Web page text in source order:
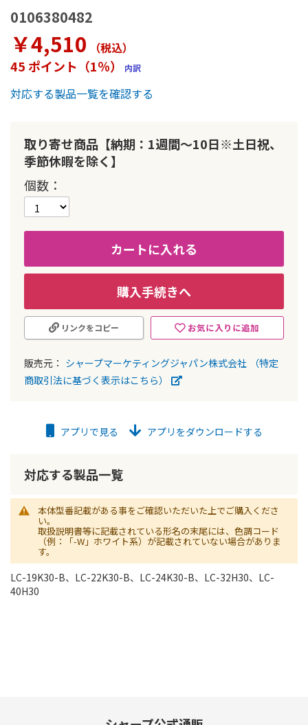
0106380482
￥4,510 （税込）
45 ポイント（1％） 内訳
対応する製品一覧を確認する
取り寄せ商品【納期：1週間～10日※土日祝、
季節休暇を除く】
個数
カートに入れる
購入手続きへ
お気に入りに追加
リンクをコピー
販売元： シャープマーケティングジャパン株式会社
（特定
商取引法に基づく表示はこちら）
ャ
リ
ー
の
最
初
動
す
る
アプリで見る アプリをダウンロードする
対応する製品一覧
本体型番記載がある事をご確認いただいた上でご購入くださ
い。
取扱説明書等に記載されている形名の末尾には、色調コード
（例：「-W」ホワイト系）が記載されていない場合がありま
す。
LC-19K30-B、LC-22K30-B、LC-24K30-B、LC-32H30、LC-
40H30